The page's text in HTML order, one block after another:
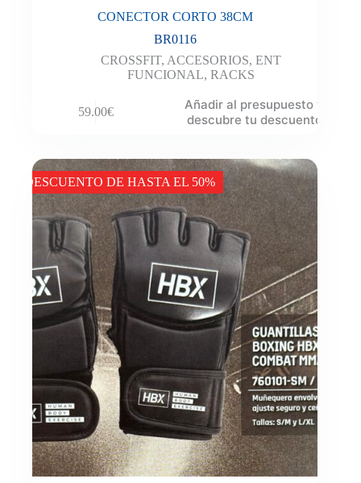
CONECTOR CORTO 38CM
BR0116
CROSSFIT, ACCESORIOS,ENT
FUNCIONAL,RACKS
59.00€
Añadir al presupuesto y
descubre tu descuento
DESCUENTO DE HASTA EL 50%